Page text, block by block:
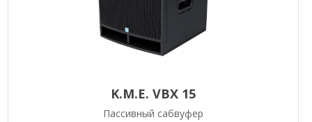
K.M.E. VBX 15
Пассивный сабвуфер